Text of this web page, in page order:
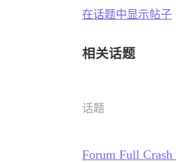
在话题中显示帖子
相关话题
话题
Forum Full Crash